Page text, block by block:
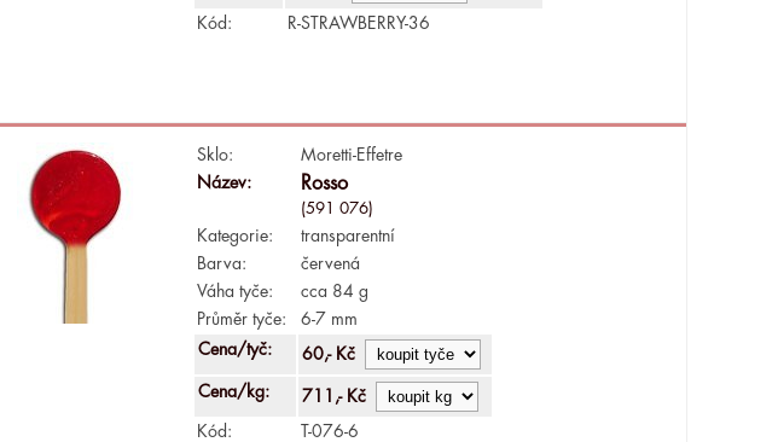
Kód: R-STRAWBERRY-36
Sklo:
Moretti-Effetre
Název:
Rosso
(591 076)
Kategorie:
transparentní
Barva:
červená
Váha tyče:
cca 84 g
Průměr tyče:
6-7 mm
Cena/tyč:
60,- Kč
Cena/kg: 711,- Kč
Kód: T-076-6